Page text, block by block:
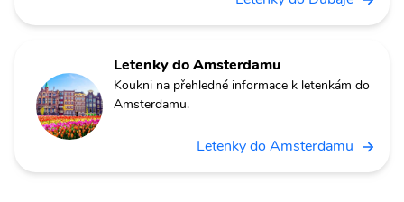
Letenky do Amsterdamu
Koukni na přehledné informace k letenkám do
Amsterdamu.
Letenky do Amsterdamu